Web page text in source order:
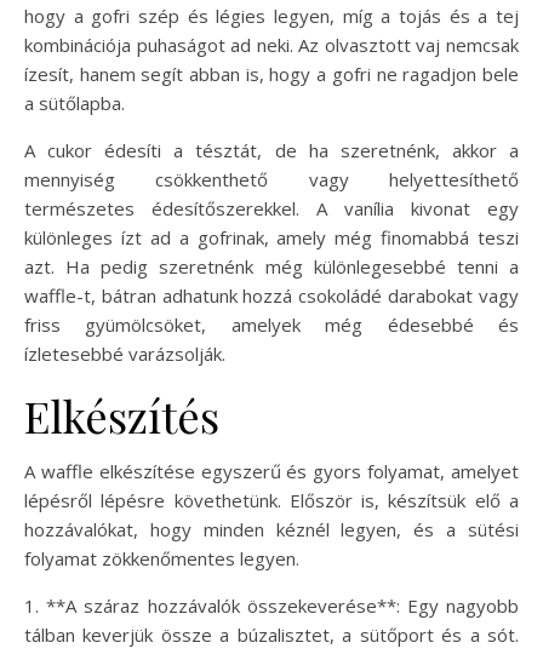
hogy a gofri szép és légies legyen, míg a tojás és a tej
kombinációja puhaságot ad neki. Az olvasztott vaj nemcsak
ízesít, hanem segít abban is, hogy a gofri ne ragadjon bele
a sütőlapba.
A cukor édesíti a tésztát, de ha szeretnénk, akkor a
mennyiség csökkenthető vagy helyettesíthető
természetes édesítőszerekkel. A vanília kivonat egy
különleges ízt ad a gofrinak, amely még finomabbá teszi
azt. Ha pedig szeretnénk még különlegesebbé tenni a
waffle-t, bátran adhatunk hozzá csokoládé darabokat vagy
friss gyümölcsöket, amelyek még édesebbé és
ízletesebbé varázsolják.
Elkészítés
A waffle elkészítése egyszerű és gyors folyamat, amelyet
lépésről lépésre követhetünk. Először is, készítsük elő a
hozzávalókat, hogy minden kéznél legyen, és a sütési
folyamat zökkenőmentes legyen.
1. **A száraz hozzávalók összekeverése**: Egy nagyobb
tálban keverjük össze a búzalisztet, a sütőport és a sót.